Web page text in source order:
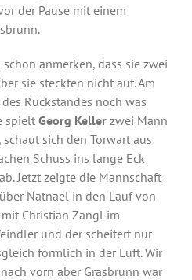
der Pause mit einem
anmerken, dass sie zwei
sie steckten nicht auf. Am
Rückstandes noch was
spielt Georg Keller zwei Mann
sich den Torwart aus
Schuss ins lange Eck
Jetzt zeigte die Mannschaft
Natnael in den Lauf von
Christian Zangl im
und der scheitert nur
förmlich in der Luft. Wir
vorn aber Grasbrunn war